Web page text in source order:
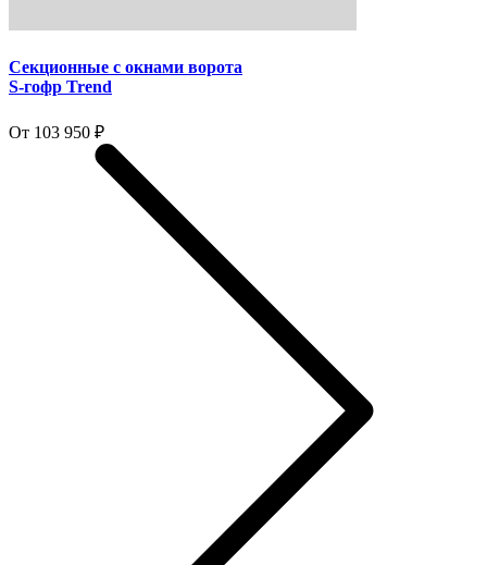
Секционные с окнами ворота
S-гофр Trend
От 103 950 ₽